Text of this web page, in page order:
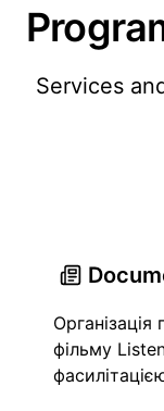
Services
фільму